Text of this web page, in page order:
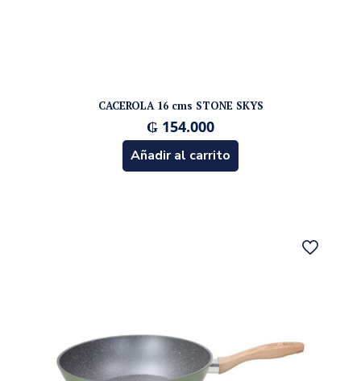
CACEROLA 16 cms STONE SKYS
₲ 154.000
Añadir al carrito